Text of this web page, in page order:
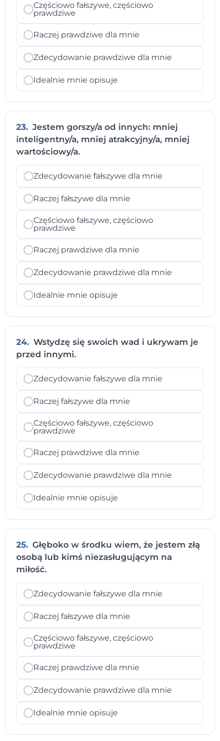
Częściowo fałszywe, częściowo
prawdziwe
Raczej prawdziwe dla mnie
Zdecydowanie prawdziwe dla mnie
Idealnie mnie opisuje
23. Jestem gorszy/a od innych: mniej
inteligentny/a, mniej atrakcyjny/a, mniej
wartościowy/a.
Zdecydowanie fałszywe dla mnie
Raczej fałszywe dla mnie
Częściowo fałszywe, częściowo
prawdziwe
Raczej prawdziwe dla mnie
Zdecydowanie prawdziwe dla mnie
Idealnie mnie opisuje
24. Wstydzę się swoich wad i ukrywam je
przed innymi.
Zdecydowanie fałszywe dla mnie
Raczej fałszywe dla mnie
Częściowo fałszywe, częściowo
prawdziwe
Raczej prawdziwe dla mnie
Zdecydowanie prawdziwe dla mnie
Idealnie mnie opisuje
25. Głęboko w środku wiem, że jestem złą
osobą lub kimś niezasługującym na
miłość.
Zdecydowanie fałszywe dla mnie
Raczej fałszywe dla mnie
Częściowo fałszywe, częściowo
prawdziwe
Raczej prawdziwe dla mnie
Zdecydowanie prawdziwe dla mnie
Idealnie mnie opisuje